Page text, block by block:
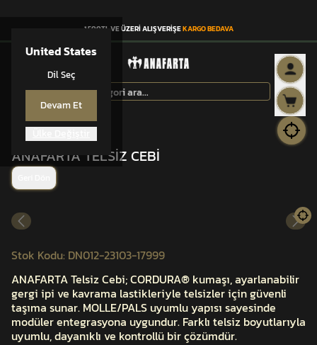
United States
Dil Seç
Devam Et
1.500TL VE ÜZERİ ALIŞVERİŞEKARGO BEDAVA
ANAFARTA® CEP
ANAFARTA TELSİZ CEBİ
Stok Kodu: DN012-23103-17999
ANAFARTA Telsiz Cebi; CORDURA® kumaşı, ayarlanabilir
gergi ipi ve kavrama lastikleriyle telsizler için güvenli
taşıma sunar. MOLLE/PALS uyumlu yapısı sayesinde
modüler entegrasyona uygundur. Farklı telsiz boyutlarıyla
uyumlu, dayanıklı ve kontrollü bir çözümdür.